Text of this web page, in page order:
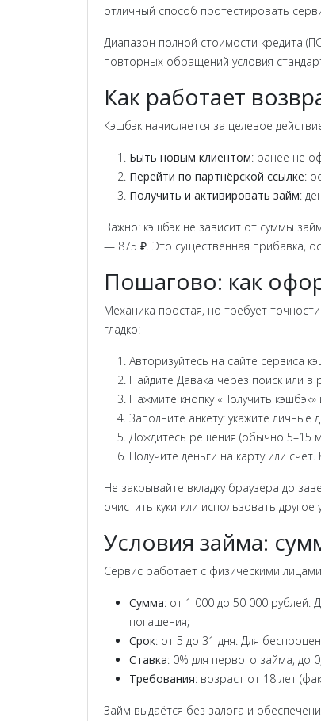
отличный способ протестировать
Диапазон полной стоимости кредита
повторных обращений условия
Как работает
Кэшбэк начисляется за целевое
Быть новым клиентом: ранее не
Перейти по партнёрской ссылке:
Получить и активировать займ:
Важно: кэшбэк не зависит от суммы
— 875 ₽. Это существенная прибавка,
Пошагово: как
Механика простая, но требует
гладко:
Авторизуйтесь на сайте сервиса
Найдите Давака через поиск или в
Нажмите кнопку «Получить
Заполните анкету: укажите личные
Дождитесь решения (обычно 5–15
Получите деньги на карту или
Не закрывайте вкладку браузера до
очистить куки или использовать
Условия займа:
Сервис работает с физическими
Сумма: от 1 000 до 50 000 рублей.
погашения;
Срок: от 5 до 31 дня. Для
Ставка: 0% для первого займа, до
Требования: возраст от 18 лет
Займ выдаётся без залога и